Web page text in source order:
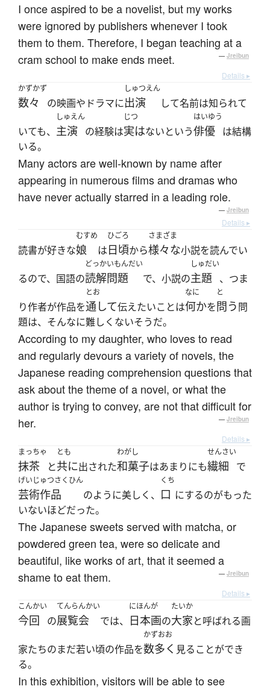
I once aspired to be a novelist, but my works
were ignored by publishers whenever I took
them to them. Therefore, I began teaching at a
cram school to make ends meet.
— Jreibun
Details ▸
かずかず
数々 の映画やドラマに
しゅつえん
出演 して名前は知られて
いても、
しゅえん
主演 の経験は
じつ
実はないという
はいゆう
俳優 は結構
いる。
Many actors are well-known by name after
appearing in numerous films and dramas who
have never actually starred in a leading role.
— Jreibun
Details ▸
読書が好きな
むすめ
娘 は
ひごろ
日頃から
さまざま
様々な小説を読んでい
るので、国語の
どっかいもんだい
読解問題 で、小説の
しゅだい
主題 、つま
り作者が作品を
とお
通して伝えたいことは
なに
何かを
と
問う問
題は、そんなに難しくないそうだ。
According to my daughter, who loves to read
and regularly devours a variety of novels, the
Japanese reading comprehension questions that
ask about the theme of a novel, or what the
author is trying to convey, are not that difficult for
her.
— Jreibun
Details ▸
まっちゃ
抹茶 と
とも
共に出された
わがし
和菓子はあまりにも
せんさい
繊細 で
げいじゅつさくひん
芸術作品 のように美しく、
くち
口 にするのがもった
いないほどだった。
The Japanese sweets served with matcha, or
powdered green tea, were so delicate and
beautiful, like works of art, that it seemed a
shame to eat them.
— Jreibun
Details ▸
こんかい
今回 の
てんらんかい
展覧会 では、
にほんが
日本画の
たいか
大家と呼ばれる画
家たちのまだ若い頃の作品を
かずおお
数多く 見ることができ
る。
In this exhibition, visitors will be able to see